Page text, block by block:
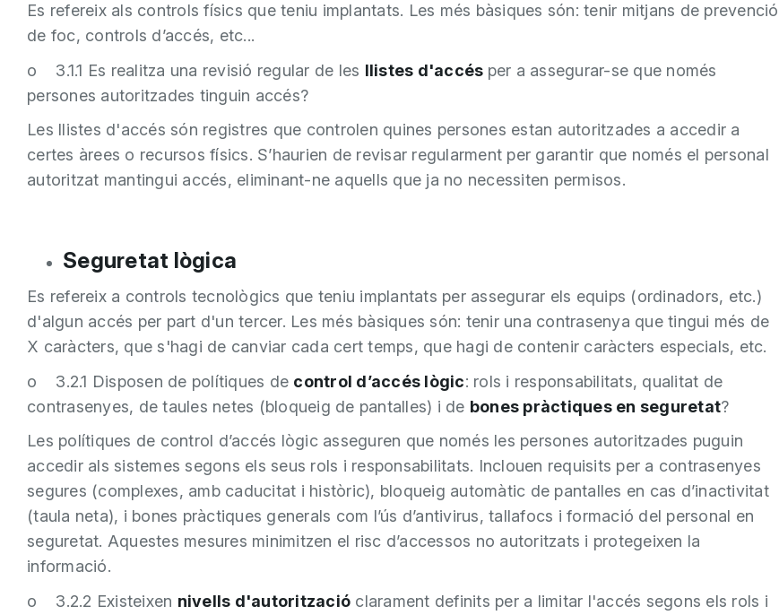
Es refereix als controls físics que teniu implantats. Les més bàsiques són: tenir mitjans de prevenció
de foc, controls d’accés, etc...
o 3.1.1 Es realitza una revisió regular de les llistes d'accés per a assegurar-se que només
persones autoritzades tinguin accés?
Les llistes d'accés són registres que controlen quines persones estan autoritzades a accedir a
certes àrees o recursos físics. S’haurien de revisar regularment per garantir que només el personal
autoritzat mantingui accés, eliminant-ne aquells que ja no necessiten permisos.
Seguretat lògica
Es refereix a controls tecnològics que teniu implantats per assegurar els equips (ordinadors, etc.)
d'algun accés per part d'un tercer. Les més bàsiques són: tenir una contrasenya que tingui més de
X caràcters, que s'hagi de canviar cada cert temps, que hagi de contenir caràcters especials, etc.
o 3.2.1 Disposen de polítiques de control d’accés lògic: rols i responsabilitats, qualitat de
contrasenyes, de taules netes (bloqueig de pantalles) i de bones pràctiques en seguretat?
Les polítiques de control d’accés lògic asseguren que només les persones autoritzades puguin
accedir als sistemes segons els seus rols i responsabilitats. Inclouen requisits per a contrasenyes
segures (complexes, amb caducitat i històric), bloqueig automàtic de pantalles en cas d’inactivitat
(taula neta), i bones pràctiques generals com l’ús d’antivirus, tallafocs i formació del personal en
seguretat. Aquestes mesures minimitzen el risc d’accessos no autoritzats i protegeixen la
informació.
o 3.2.2 Existeixen nivells d'autorització clarament definits per a limitar l'accés segons els rols i